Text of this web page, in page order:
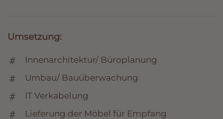
Umsetzung:
Innenarchitektur/ Büroplanung
Umbau/ Bauüberwachung
IT Verkabelung
Lieferung der Möbel für Empfang